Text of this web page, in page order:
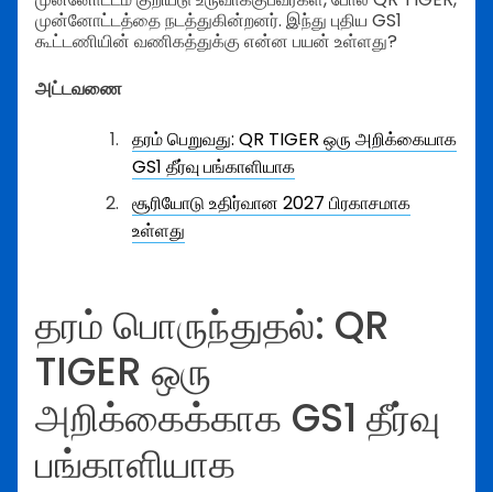
முன்னோட்டத்தை நடத்துகின்றனர். இந்து புதிய GS1
கூட்டணியின் வணிகத்துக்கு என்ன பயன் உள்ளது?
அட்டவணை
தரம் பெறுவது: QR TIGER ஒரு அறிக்கையாக
GS1 தீர்வு பங்காளியாக
சூரியோடு உதிர்வான 2027 பிரகாசமாக
உள்ளது
தரம் பொருந்துதல்: QR
TIGER ஒரு
அறிக்கைக்காக GS1 தீர்வு
பங்காளியாக